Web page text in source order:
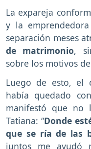
La expareja
y la
separación meses
de matrimonio,
sobre los motivos
Luego de esto, el
había quedado
manifestó que no
Tatiana: “Donde
que se ría de las
juntos me ayudó